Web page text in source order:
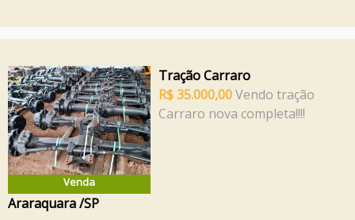
Venda
Tração Carraro
R$ 35.000,00Vendo tração
Carraro nova completa!!!!
Araraquara /SP